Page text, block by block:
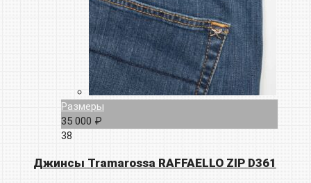
Размеры
35 000 ₽
38
Джинсы Tramarossa RAFFAELLO ZIP D361